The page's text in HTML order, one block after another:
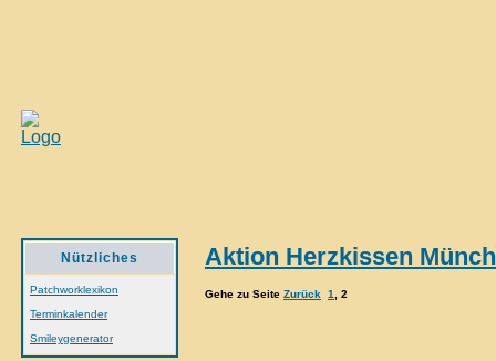
Nützliches
Patchworklexikon
Terminkalender
Smileygenerator
Aktion Herzkissen
Gehe zu Seite Zurück 1 2